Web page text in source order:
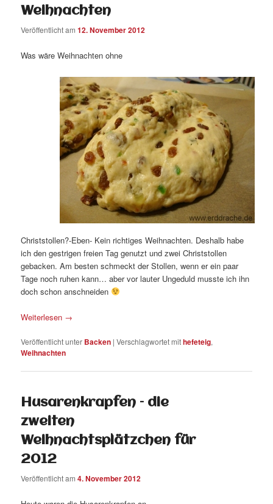
Weihnachten
Veröffentlicht am12. November 2012
Was wäre Weihnachten ohne
Christstollen?-Eben- Kein richtiges Weihnachten. Deshalb habe
ich den gestrigen freien Tag genutzt und zwei Christstollen
gebacken. Am besten schmeckt der Stollen, wenn er ein paar
Tage noch ruhen kann… aber vor lauter Ungeduld musste ich ihn
doch schon anschneiden
Weiterlesen →
Veröffentlicht unter Backen |Verschlagwortet mithefeteig,
Weihnachten
Husarenkrapfen – die
zweiten
Weihnachtsplätzchen für
2012
Veröffentlicht am4. November 2012